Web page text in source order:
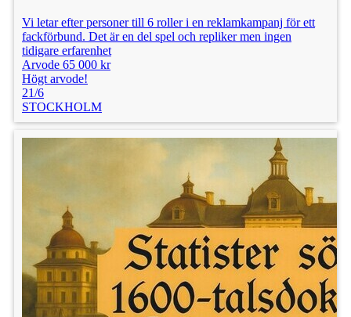
Vi letar efter personer till 6 roller i en reklamkampanj för ett
fackförbund. Det är en del spel och repliker men ingen
tidigare erfarenhet
Arvode 65 000 kr
Högt arvode!
21/6
STOCKHOLM